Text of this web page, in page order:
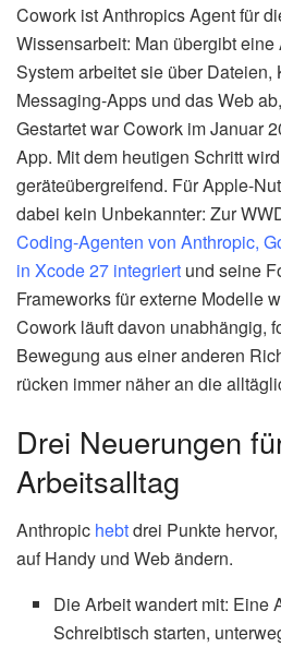
Cowork ist Anthropics Agent für
Wissensarbeit: Man übergibt
System arbeitet sie über Dateien,
Messaging-Apps und das Web
Gestartet war Cowork im Januar
App. Mit dem heutigen Schritt
geräteübergreifend. Für Apple-
dabei kein Unbekannter: Zur
Coding-Agenten von Anthropic,
in Xcode 27 integriert und seine
Frameworks für externe Modelle
Cowork läuft davon unabhängig,
Bewegung aus einer anderen
rücken immer näher an die
Drei Neuerungen
Arbeitsalltag
Anthropic hebtdrei Punkte
auf Handy und Web ändern.
Die Arbeit wandert mit: Eine
Schreibtisch starten,